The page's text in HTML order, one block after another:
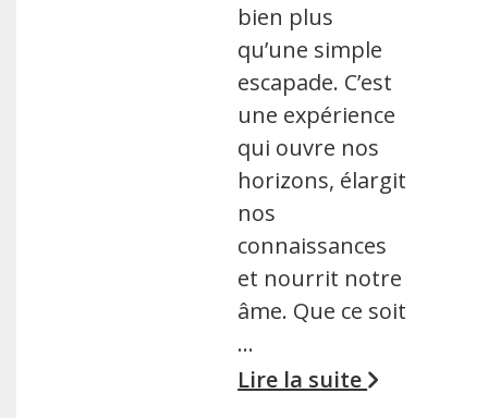
bien plus
qu’une simple
escapade. C’est
une expérience
qui ouvre nos
horizons, élargit
nos
connaissances
et nourrit notre
âme. Que ce soit
…
Lire la suite